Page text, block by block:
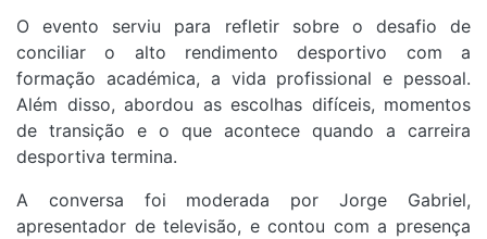
O evento serviu para refletir sobre o desafio de
conciliar o alto rendimento desportivo com a
formação académica, a vida profissional e pessoal.
Além disso, abordou as escolhas difíceis, momentos
de transição e o que acontece quando a carreira
desportiva termina.
A conversa foi moderada por Jorge Gabriel,
apresentador de televisão, e contou com a presença